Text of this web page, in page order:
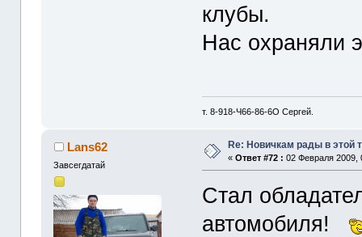
клубы.
Нас охраняли
т. 8-918-Ч66-86-6O Сергей.
Lans62
Завсегдатай
Re: Новичкам рады в этой
«Ответ #72 : 02 Февраля 2009,
Стал
автомобиля!